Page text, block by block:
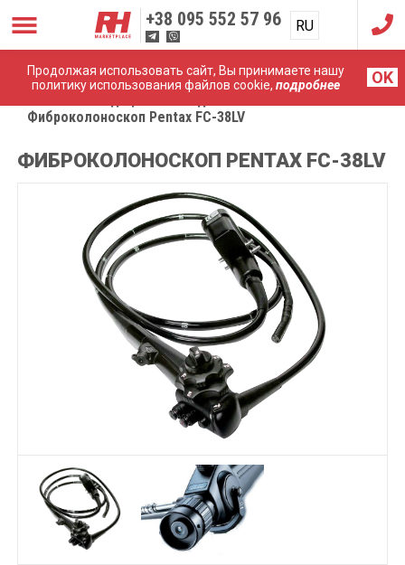
Продолжая использовать сайт, Вы принимаете нашу
политику использования файлов cookie, подробнее OK
+38 095 552 57 96 RU
UA
Фиброколоноскоп Pentax FC-38LV
ФИБРОКОЛОНОСКОП PENTAX FC-38LV